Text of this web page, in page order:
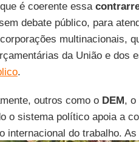
é coerente essa
debate público, para
multinacionais,
da União e dos
.
outros como o DEM, o
o sistema político apoia a
internacional do trabalho.